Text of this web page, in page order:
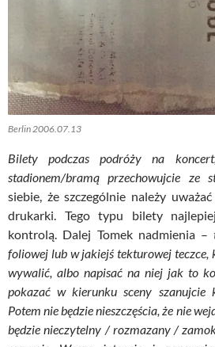
Berlin 2006.07.13
Bilety podczas podróży na
stadionem/bramą przechowujcie ze
siebie, że szczególnie należy
drukarki. Tego typu bilety
kontrolą. Dalej Tomek nadmienia –
foliowej lub w jakiejś tekturowej teczce,
wywalić, albo napisać na niej jak to
pokazać w kierunku sceny szanujcie
Potem nie będzie nieszczęścia, że nie
będzie nieczytelny / rozmazany /